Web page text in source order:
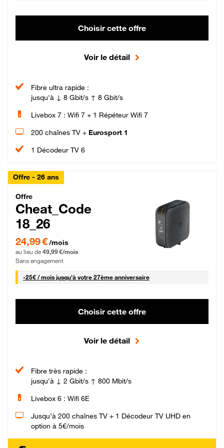
Choisir cette offre
Voir le détail
Fibre ultra rapide :
jusqu'à ↓ 8 Gbit/s ↑ 8 Gbit/s
Livebox 7 : Wifi 7 + 1 Répéteur Wifi 7
200 chaînes TV + Eurosport 1
1 Décodeur TV 6
Offre - 26 ans
Cheat_Code Fibre_18_26
Offre
Cheat_Code
18_26
24,99 € par mois pendant 0 mois puis 49,99 € par mois, Sans engagement
24,99 €/mois
au lieu de 49,99 €/mois
Sans engagement
-25€ / mois25 € par mois
jusqu'à votre 27ème anniversaire
Choisir cette offre
Voir le détail
Fibre très rapide :
jusqu'à ↓ 2 Gbit/s ↑ 800 Mbit/s
Livebox 6 : Wifi 6E
Jusqu’à 200 chaînes TV + 1 Décodeur TV UHD en
option à 5€/mois